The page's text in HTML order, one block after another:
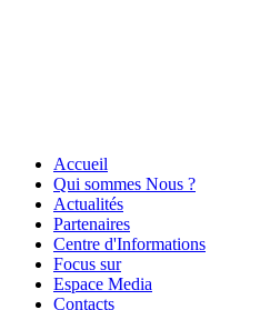
Accueil
Qui sommes Nous ?
Actualités
Partenaires
Centre d'Informations
Focus sur
Espace Media
Contacts